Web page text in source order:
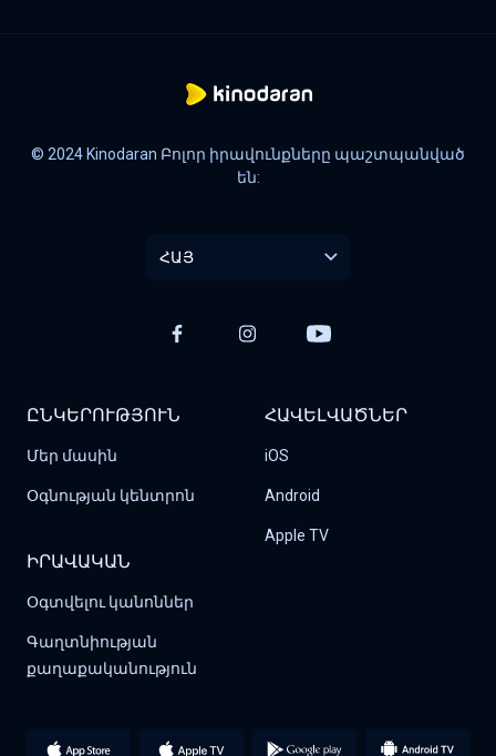
© 2024 Kinodaran Բոլոր իրավունքները պաշտպանված
են:
ՀԱՅ
ԸՆԿԵՐՈՒԹՅՈՒՆ
Մեր մասին
Օգնության կենտրոն
ՀԱՎԵԼՎԱԾՆԵՐ
iOS
Android
Apple TV
ԻՐԱՎԱԿԱՆ
Օգտվելու կանոններ
Գաղտնիության
քաղաքականություն